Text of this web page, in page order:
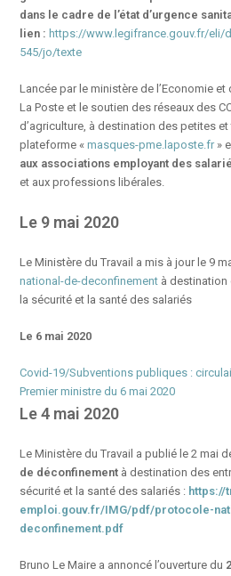
dans le cadre de l’état d’urgence
lien : https://www.legifrance.gouv.fr/eli/
545/jo/texte
Lancée par le ministère de l’Economie
La Poste et le soutien des réseaux des
d’agriculture, à destination des petites
plateforme «masques-pme.laposte.fr»
aux associations employant des
et aux professions libérales.
Le 9 mai 2020
Le Ministère du Travail a mis à jour le 9
national-de-deconfinement à destination
la sécurité et la santé des salariés
Le 6 mai 2020
Covid-19/Subventions publiques :
Premier ministre du 6 mai 2020
Le 4 mai 2020
Le Ministère du Travail a publié le 2 mai
de déconfinement à destination des
sécurité et la santé des salariés : https://
emploi.gouv.fr/IMG/pdf/protocole-
deconfinement.pdf
Bruno Le Maire a annoncé l’ouverture du